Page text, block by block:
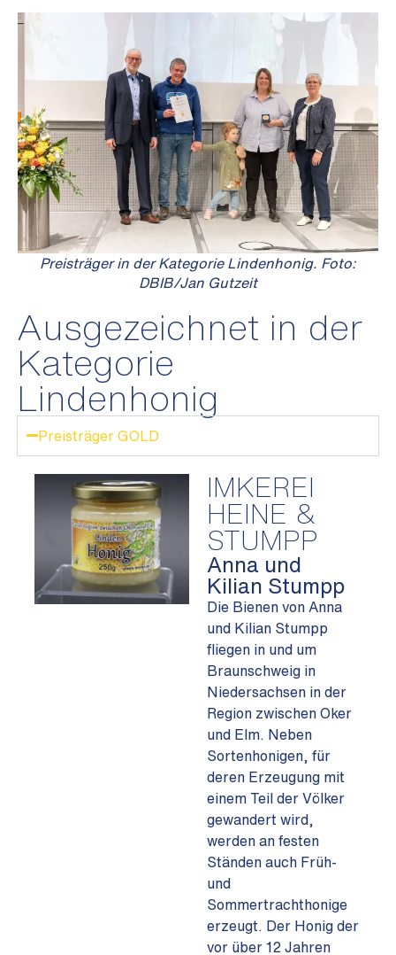
Preisträger in der Kategorie Lindenhonig. Foto:
DBIB/Jan Gutzeit
Ausgezeichnet in der
Kategorie
Lindenhonig
Preisträger GOLD
IMKEREI
HEINE &
STUMPP
Anna und
Kilian Stumpp
Die Bienen von Anna
und Kilian Stumpp
fliegen in und um
Braunschweig in
Niedersachsen in der
Region zwischen Oker
und Elm. Neben
Sortenhonigen, für
deren Erzeugung mit
einem Teil der Völker
gewandert wird,
werden an festen
Ständen auch Früh-
und
Sommertrachthonige
erzeugt. Der Honig der
vor über 12 Jahren